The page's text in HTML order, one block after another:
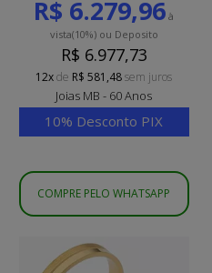
R$ 6.279,96 à
vista(10%)ou Deposito
R$ 6.977,73
12xde R$ 581,48sem juros
Joias MB - 60 Anos
10% Desconto PIX
COMPRE PELO WHATSAPP